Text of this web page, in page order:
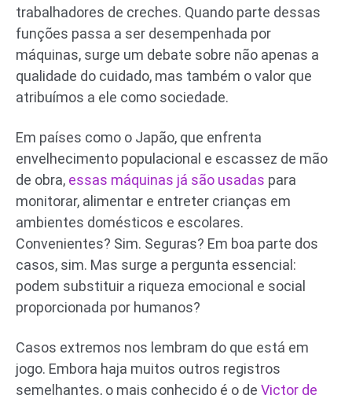
trabalhadores de creches. Quando parte dessas
funções passa a ser desempenhada por
máquinas, surge um debate sobre não apenas a
qualidade do cuidado, mas também o valor que
atribuímos a ele como sociedade.
Em países como o Japão, que enfrenta
envelhecimento populacional e escassez de mão
de obra, essas máquinas já são usadas para
monitorar, alimentar e entreter crianças em
ambientes domésticos e escolares.
Convenientes? Sim. Seguras? Em boa parte dos
casos, sim. Mas surge a pergunta essencial:
podem substituir a riqueza emocional e social
proporcionada por humanos?
Casos extremos nos lembram do que está em
jogo. Embora haja muitos outros registros
semelhantes, o mais conhecido é o de Victor de